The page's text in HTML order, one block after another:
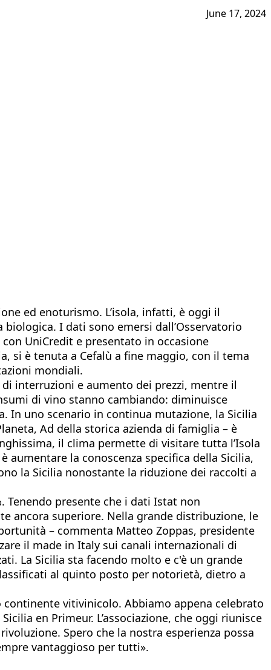
June 17, 2024
ed enoturismo. L’isola, infatti, è oggi il
I dati sono emersi dall’Osservatorio
UniCredit e presentato in occasione
si è tenuta a Cefalù a fine maggio, con il tema
mondiali.
interruzioni e aumento dei prezzi, mentre il
di vino stanno cambiando: diminuisce
In uno scenario in continua mutazione, la Sicilia
Ad della storica azienda di famiglia – è
il clima permette di visitare tutta l’Isola
la conoscenza specifica della Sicilia,
la Sicilia nonostante la riduzione dei raccolti a
Tenendo presente che i dati Istat non
ancora superiore. Nella grande distribuzione, le
– commenta Matteo Zoppas, presidente
il made in Italy sui canali internazionali di
La Sicilia sta facendo molto e c'è un grande
al quinto posto per notorietà, dietro a
continente vitivinicolo. Abbiamo appena celebrato
en Primeur. L’associazione, che oggi riunisce
Spero che la nostra esperienza possa
vantaggioso per tutti».